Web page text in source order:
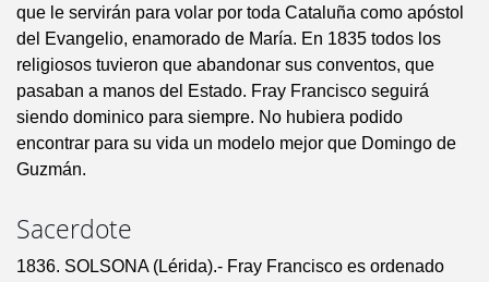
que le servirán para volar por toda Cataluña como apóstol
del Evangelio, enamorado de María. En 1835 todos los
religiosos tuvieron que abandonar sus conventos, que
pasaban a manos del Estado. Fray Francisco seguirá
siendo dominico para siempre. No hubiera podido
encontrar para su vida un modelo mejor que Domingo de
Guzmán.
Sacerdote
1836. SOLSONA (Lérida).- Fray Francisco es ordenado